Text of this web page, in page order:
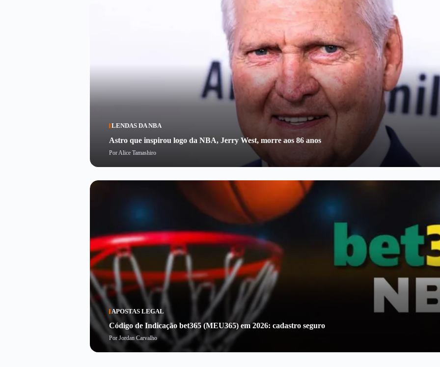
LENDAS DA NBA
Astro que inspirou logo da NBA, Jerry West, morre aos 86 anos
PorAlice Tamashiro
APOSTAS LEGAL
Código de Indicação bet365 (MEU365) em 2026: cadastro seguro
PorJordan Carvalho